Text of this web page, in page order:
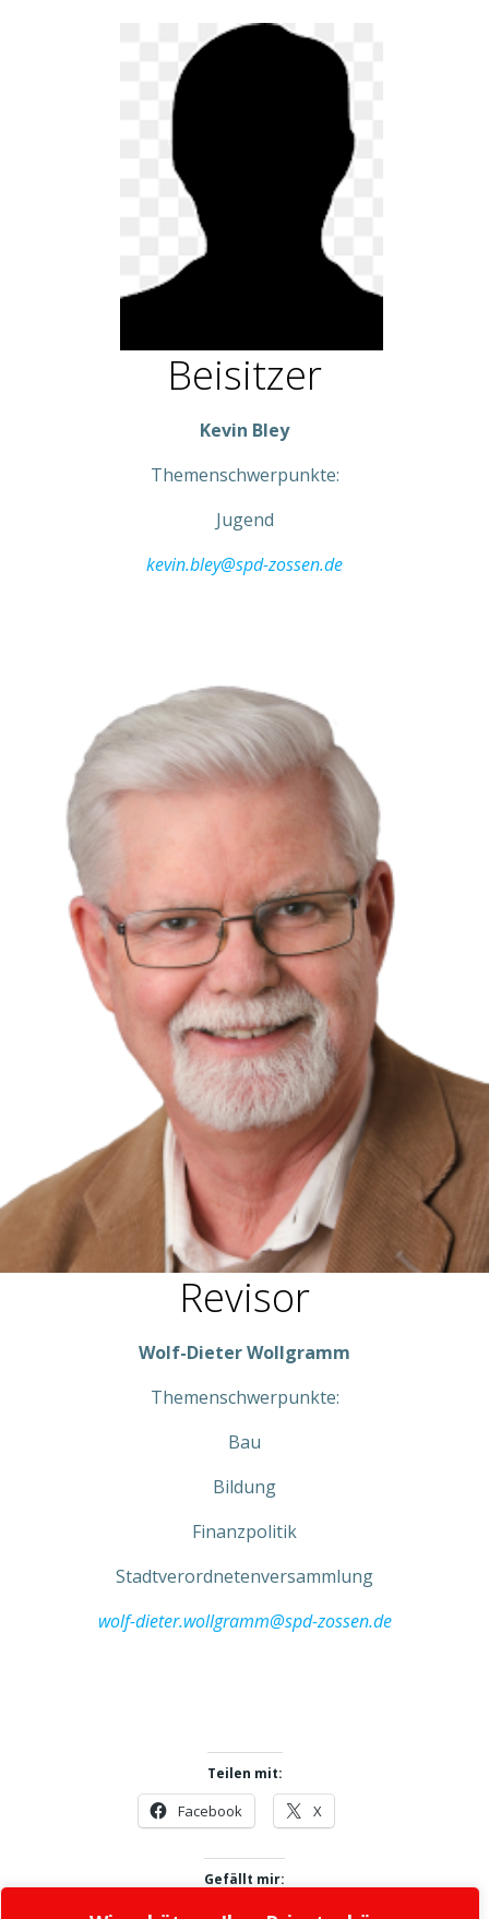
Beisitzer
Kevin Bley
Themenschwerpunkte:
Jugend
kevin.bley@spd-zossen.de
Revisor
Wolf-Dieter Wollgramm
Themenschwerpunkte:
Bau
Bildung
Finanzpolitik
Stadtverordnetenversammlung
wolf-dieter.wollgramm@spd-zossen.de
Teilen mit:
Facebook X
Gefällt mir: